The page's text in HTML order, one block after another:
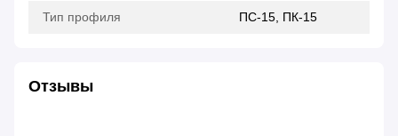
Тип профиля ПС-15, ПК-15
Отзывы